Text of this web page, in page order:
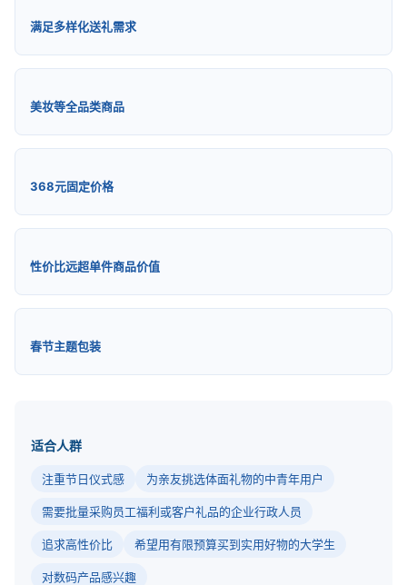
满足多样化送礼需求
美妆等全品类商品
368元固定价格
性价比远超单件商品价值
春节主题包装
适合人群
注重节日仪式感 为亲友挑选体面礼物的中青年用户
需要批量采购员工福利或客户礼品的企业行政人员
追求高性价比 希望用有限预算买到实用好物的大学生
对数码产品感兴趣